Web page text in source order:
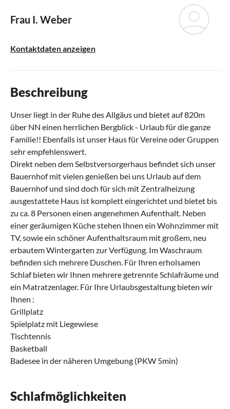
Frau I. Weber
Kontaktdaten anzeigen
Beschreibung
Unser liegt in der Ruhe des Allgäus und bietet auf 820m
über NN einen herrlichen Bergblick - Urlaub für die ganze
Familie!! Ebenfalls ist unser Haus für Vereine oder Gruppen
sehr empfehlenswert.
Direkt neben dem Selbstversorgerhaus befindet sich unser
Bauernhof mit vielen genießen bei uns Urlaub auf dem
Bauernhof und sind doch für sich mit Zentralheizung
ausgestattete Haus ist komplett eingerichtet und bietet bis
zu ca. 8 Personen einen angenehmen Aufenthalt. Neben
einer geräumigen Küche stehen Ihnen ein Wohnzimmer mit
TV, sowie ein schöner Aufenthaltsraum mit großem, neu
erbautem Wintergarten zur Verfügung. Im Waschraum
befinden sich mehrere Duschen. Für Ihren erholsamen
Schlaf bieten wir Ihnen mehrere getrennte Schlafräume und
ein Matratzenlager. Für Ihre Urlaubsgestaltung bieten wir
Ihnen :
Grillplatz
Spielplatz mit Liegewiese
Tischtennis
Basketball
Badesee in der näheren Umgebung (PKW 5min)
Schlafmöglichkeiten